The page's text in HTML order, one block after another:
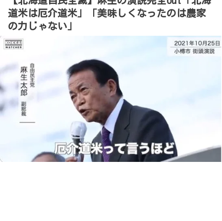
道米は厄介道米」「美味しくなったのは農家
の力じゃない」